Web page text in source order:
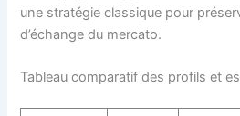
une stratégie classique pour
d’échange du mercato.
Tableau comparatif des profils et